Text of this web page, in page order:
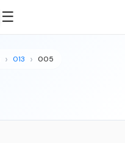
☰
013 005